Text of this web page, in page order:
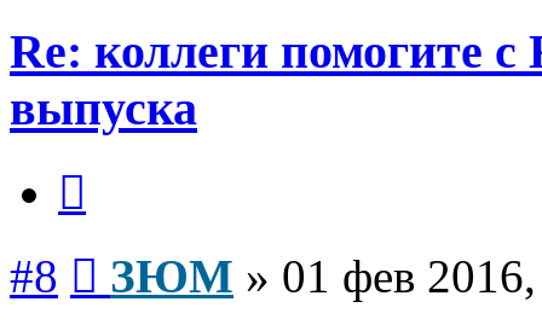
Re: коллеги помогите
выпуска
#8 ЗЮМ » 01 фев